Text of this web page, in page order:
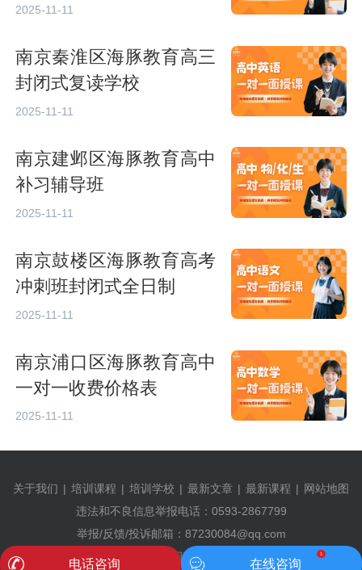
2025-11-11
南京秦淮区海豚教育高三
封闭式复读学校
2025-11-11
南京建邺区海豚教育高中
补习辅导班
2025-11-11
南京鼓楼区海豚教育高考
冲刺班封闭式全日制
2025-11-11
南京浦口区海豚教育高中
一对一收费价格表
2025-11-11
关于我们 | 培训课程 | 培训学校 | 最新文章 | 最新课程 | 网站地图
违法和不良信息举报电话：0593-2867799
举报/反馈/投诉邮箱：87230084@qq.com
©2009-2024 有考网 |
闽ICP备2024057071号-1
电话咨询 在线咨询
1